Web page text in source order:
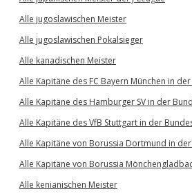
Alle jugoslawischen Meister
Alle jugoslawischen Pokalsieger
Alle kanadischen Meister
Alle Kapitäne des FC Bayern München in
Alle Kapitäne des Hamburger SV in der
Alle Kapitäne des VfB Stuttgart in der
Alle Kapitäne von Borussia Dortmund in
Alle Kapitäne von Borussia
Alle kenianischen Meister